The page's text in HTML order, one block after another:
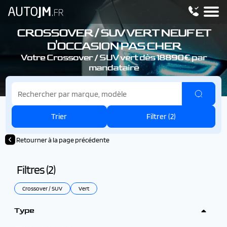
CROSSOVER / SUV VERT NEUF ET
D'OCCASION PAS CHER
Votre Crossover / SUV vert dès 18890€ par
mandataire
Trier Filtrer (2)
Retourner à la page précédente
Filtres (2)
Crossover / SUV Vert
Type